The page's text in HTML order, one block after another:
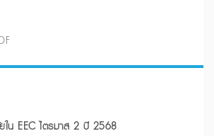
น EEC ไตรมาส 2 ปี 2568